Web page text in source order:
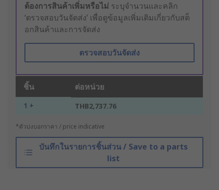
ต้องการสินค้าเพิ่มหรือไม่ ระบุจำนวนและคลิก
‘ตรวจสอบวันจัดส่ง’ เพื่อดูข้อมูลเพิ่มเติมเกี่ยวกับสต็
อกสินค้าและการจัดส่ง
ตรวจสอบวันจัดส่ง
ชิ้น ต่อหน่วย
1 + THB2,737.76
*ตัวบ่งบอกราคา / price indicative
บันทึกในรายการชิ้นส่วน / Save to a parts
list